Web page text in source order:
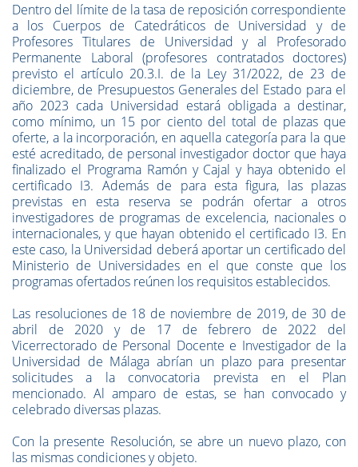
Dentro del límite de la tasa de reposición correspondiente
a los Cuerpos de Catedráticos de Universidad y de
Profesores Titulares de Universidad y al Profesorado
Permanente Laboral (profesores contratados doctores)
previsto el artículo 20.3.I. de la Ley 31/2022, de 23 de
diciembre, de Presupuestos Generales del Estado para el
año 2023 cada Universidad estará obligada a destinar,
como mínimo, un 15 por ciento del total de plazas que
oferte, a la incorporación, en aquella categoría para la que
esté acreditado, de personal investigador doctor que haya
finalizado el Programa Ramón y Cajal y haya obtenido el
certificado I3. Además de para esta figura, las plazas
previstas en esta reserva se podrán ofertar a otros
investigadores de programas de excelencia, nacionales o
internacionales, y que hayan obtenido el certificado I3. En
este caso, la Universidad deberá aportar un certificado del
Ministerio de Universidades en el que conste que los
programas ofertados reúnen los requisitos establecidos.
Las resoluciones de 18 de noviembre de 2019, de 30 de
abril de 2020 y de 17 de febrero de 2022 del
Vicerrectorado de Personal Docente e Investigador de la
Universidad de Málaga abrían un plazo para presentar
solicitudes a la convocatoria prevista en el Plan
mencionado. Al amparo de estas, se han convocado y
celebrado diversas plazas.
Con la presente Resolución, se abre un nuevo plazo, con
las mismas condiciones y objeto.